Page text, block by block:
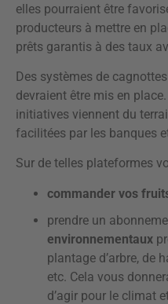
elles pourraient être
producteurs à mettre en
prêts garantis à des taux
Des systèmes de
devraient être mis en
initiatives viennent du
facilitées par les banques
Sur de telles plateformes
commander vos
prendre un
environnementaux
plantage d’arbre, de
etc. Cela vous
d’agir pour le climat